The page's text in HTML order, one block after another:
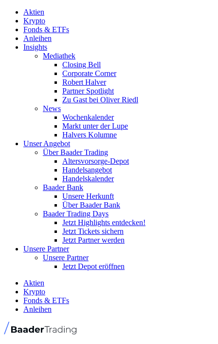
Aktien
Krypto
Fonds & ETFs
Anleihen
Insights
Mediathek
Closing Bell
Corporate Corner
Robert Halver
Partner Spotlight
Zu Gast bei Oliver Riedl
News
Wochenkalender
Markt unter der Lupe
Halvers Kolumne
Unser Angebot
Über Baader Trading
Altersvorsorge-Depot
Handelsangebot
Handelskalender
Baader Bank
Unsere Herkunft
Über Baader Bank
Baader Trading Days
Jetzt Highlights entdecken!
Jetzt Tickets sichern
Jetzt Partner werden
Unsere Partner
Unsere Partner
Jetzt Depot eröffnen
Aktien
Krypto
Fonds & ETFs
Anleihen